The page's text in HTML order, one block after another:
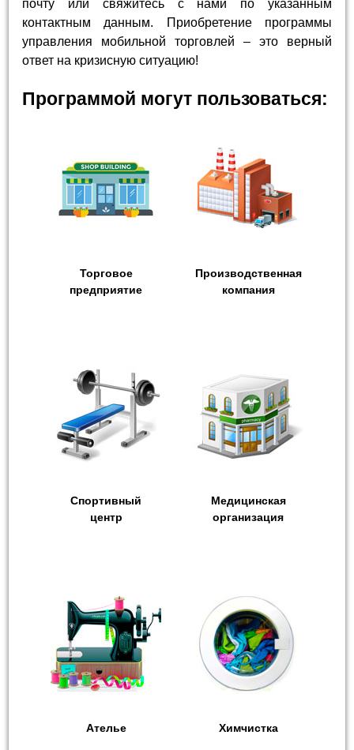
почту или свяжитесь с нами по указанным
контактным данным. Приобретение программы
управления мобильной торговлей – это верный
ответ на кризисную ситуацию!
Программой могут пользоваться:
Торговое
предприятие
Производственная
компания
Спортивный
центр
Медицинская
организация
Ателье Химчистка